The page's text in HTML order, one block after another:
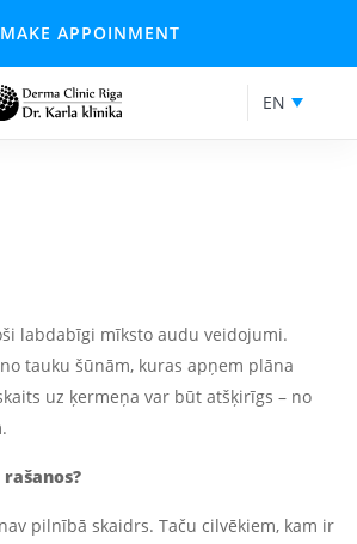
MAKE APPOINMENT
EN
labdabīgi mīksto audu veidojumi.
tauku šūnām, kuras apņem plāna
uz ķermeņa var būt atšķirīgs – no
pilnībā skaidrs. Taču cilvēkiem, kam ir